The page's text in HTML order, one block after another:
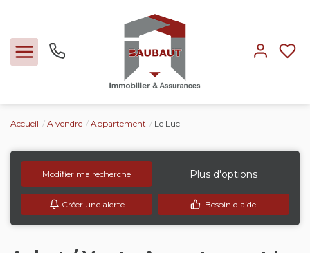
Locations
Expertise
Accueil A vendre Appartement Le Luc
Modifier ma recherche Plus d'options
Créer une alerte Besoin d'aide